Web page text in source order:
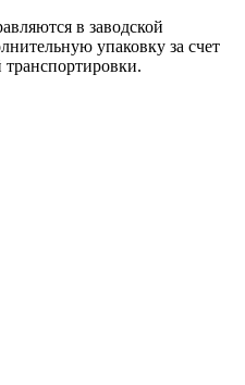
в заводской
упаковку за счет
транспортировки.